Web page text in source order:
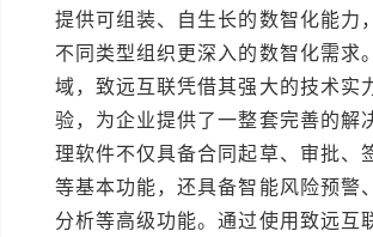
提供可组装、自生长的数智化能力
不同类型组织更深入的数智化需求
域，致远互联凭借其强大的技术实
验，为企业提供了一整套完善的解
理软件不仅具备合同起草、审批、
等基本功能，还具备智能风险预警
分析等高级功能。通过使用致远互